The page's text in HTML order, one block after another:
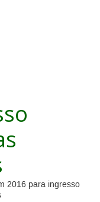
2016 para ingresso